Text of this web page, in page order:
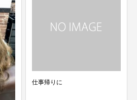
仕事帰りに